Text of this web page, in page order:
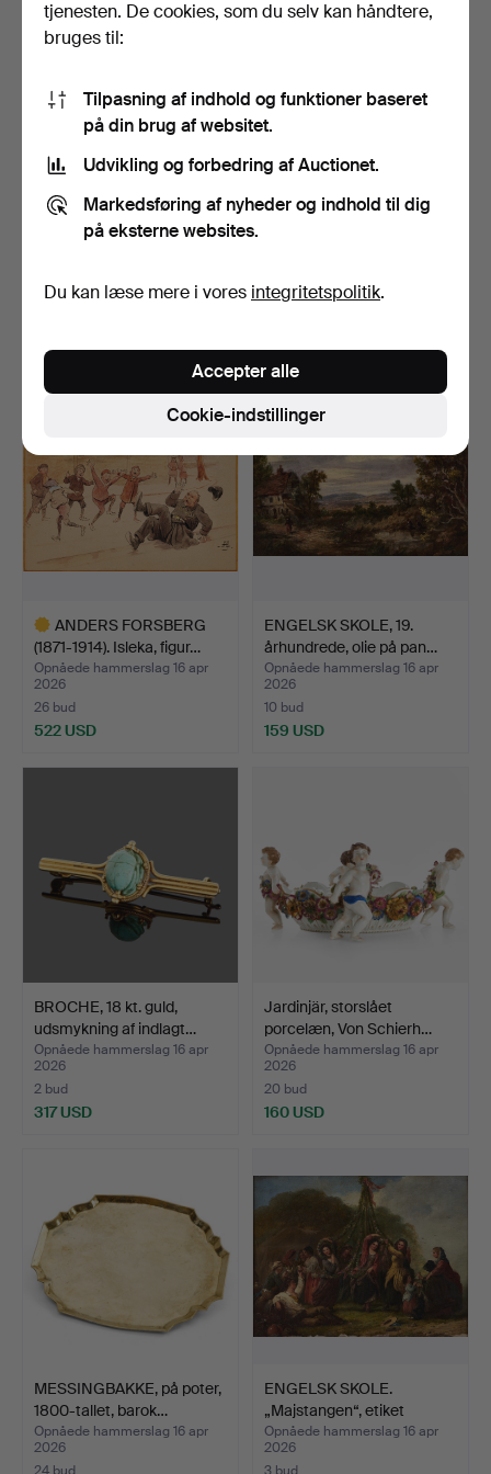
UKENDT KUNSTNER,
Opnåede hammerslag 16 apr
2026
53 USD
Opnåede hammerslag 16 apr
2026
390 USD
ANDERS FORSBERG
(1871-1914). Isleka, figur…
Opnåede hammerslag 16 apr
2026
26 bud
522 USD
ENGELSK SKOLE, 19.
århundrede, olie på pan…
Opnåede hammerslag 16 apr
2026
10 bud
159 USD
BROCHE, 18 kt. guld,
udsmykning af indlagt…
Opnåede hammerslag 16 apr
2026
2 bud
317 USD
Jardinjär, storslået
porcelæn, Von Schierh…
Opnåede hammerslag 16 apr
2026
20 bud
160 USD
MESSINGBAKKE, på poter,
1800-tallet, barok…
Opnåede hammerslag 16 apr
2026
24 bud
ENGELSK SKOLE.
„Majstangen“, etiket
marker…
Opnåede hammerslag 16 apr
2026
3 bud
tjenesten. De cookies, som du selv kan håndtere,
bruges til:
Tilpasning af indhold og funktioner baseret
på din brug af websitet.
Udvikling og forbedring af Auctionet.
Markedsføring af nyheder og indhold til dig
på eksterne websites.
Du kan læse mere i vores integritetspolitik.
Cookie-indstillinger
Accepter alle